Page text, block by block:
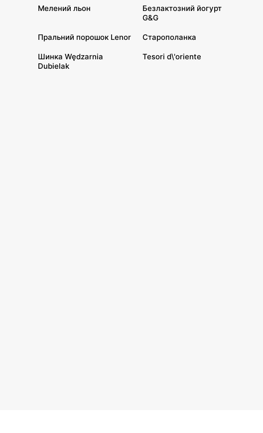
Мелений льон
Безлактозний йогурт
G&G
Пральний порошок Lenor Старополанка
Шинка Wędzarnia
Dubielak
Tesori d\'oriente